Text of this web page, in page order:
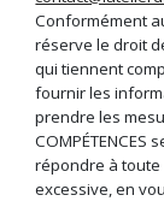
Conformément au
réserve le droit
qui tiennent
fournir les
prendre les
répondre à
excessive, en